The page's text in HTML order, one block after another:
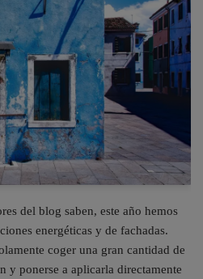
del blog saben, este año hemos
energéticas y de fachadas.
coger una gran cantidad de
y ponerse a aplicarla directamente